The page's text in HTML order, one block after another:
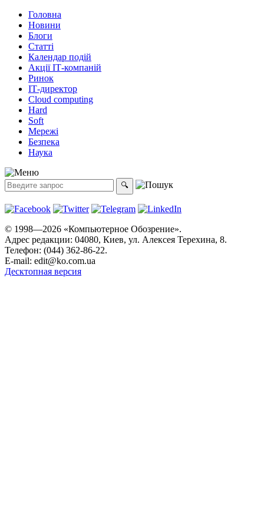
Головна
Новини
Блоги
Статті
Календар подій
Акції ІТ-компаній
Ринок
ІТ-директор
Cloud computing
Hard
Soft
Мережі
Безпека
Наука
© 1998—2026 «Компьютерное Обозрение».
Адрес редакции: 04080, Киев, ул. Алексея Терехина, 8.
Телефон: (044) 362-86-22.
E-mail: edit@ko.com.ua
Десктопная версия